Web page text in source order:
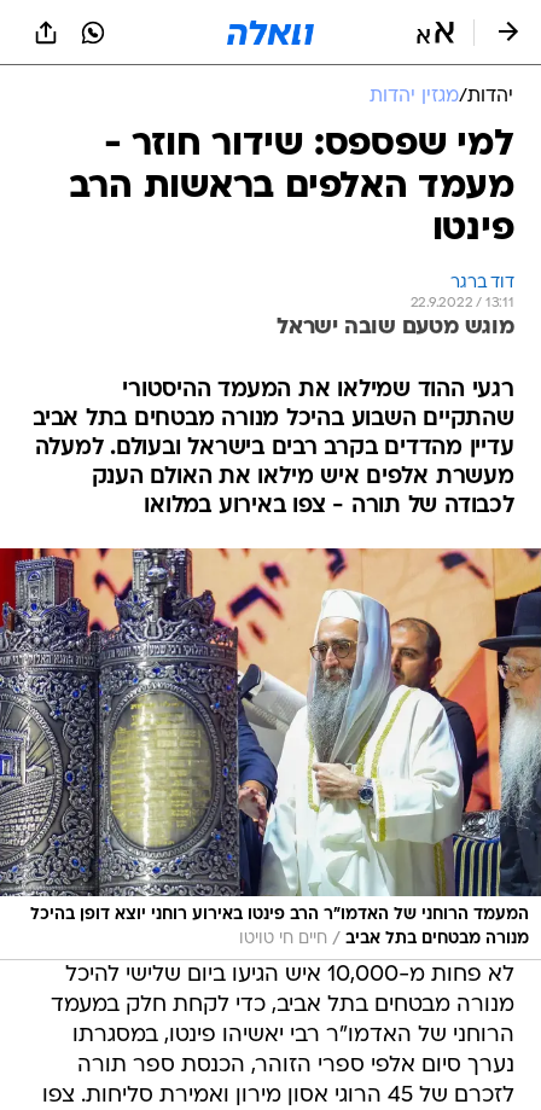
יהדות/מגזין יהדות
למי שפספס: שידור חוזר -
מעמד האלפים בראשות הרב
פינטו
דוד ברגר
22.9.2022 / 13:11
מוגש מטעם שובה ישראל
רגעי ההוד שמילאו את המעמד ההיסטורי
שהתקיים השבוע בהיכל מנורה מבטחים בתל אביב
עדיין מהדדים בקרב רבים בישראל ובעולם. למעלה
מעשרת אלפים איש מילאו את האולם הענק
לכבודה של תורה - צפו באירוע במלואו
המעמד הרוחני של האדמו"ר הרב פינטו באירוע רוחני יוצא דופן בהיכל
מנורה מבטחים בתל אביב / חיים חי טויטו
לא פחות מ-10,000 איש הגיעו ביום שלישי להיכל
מנורה מבטחים בתל אביב, כדי לקחת חלק במעמד
הרוחני של האדמו"ר רבי יאשיהו פינטו, במסגרתו
נערך סיום אלפי ספרי הזוהר, הכנסת ספר תורה
לזכרם של 45 הרוגי אסון מירון ואמירת סליחות. צפו